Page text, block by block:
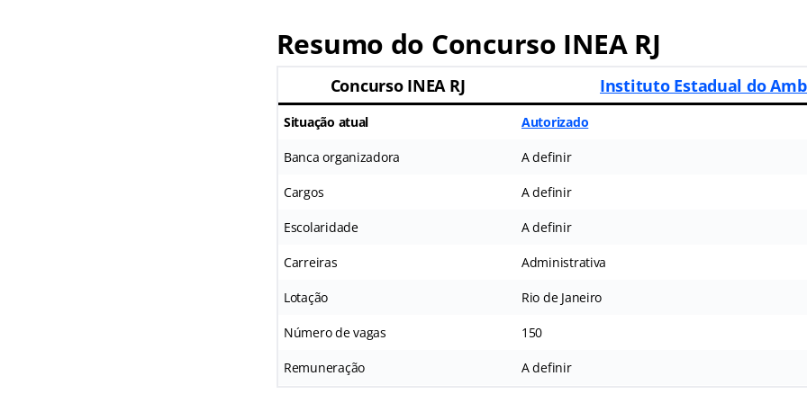
Resumo do Concurso INEA RJ
Concurso INEA RJ Instituto Estadual do
Situação atual Autorizado
Banca organizadora A definir
Cargos A definir
Escolaridade A definir
Carreiras Administrativa
Lotação Rio de Janeiro
Número de vagas 150
Remuneração A definir